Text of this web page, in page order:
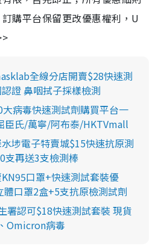
購平台保留更改優惠權利，U
全線分店開賣$28快速測
證 鼻咽拭子採樣檢測
大病毒快速測試劑購買平台一
臣氏/萬寧/阿布泰/HKTVmall
水埗電子特賣城$15快速抗原測
支再送3支檢測棒
口罩+快速測試套裝優
口罩2盒+5支抗原檢測試劑
署認可$18快速測試套裝 現貨
Omicron病毒